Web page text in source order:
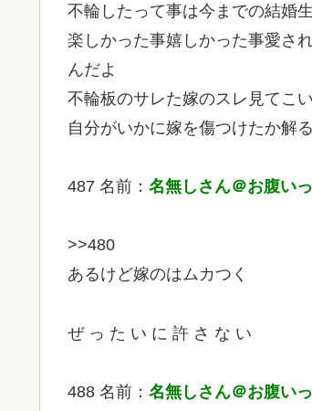
不輪したって事は今までの結婚
楽しかった事嬉しかった事愛さ
んだよ
不輪板のサレた嫁のスレ見てこい
自分がいかに嫁を傷つけたか解
487 名前： 名無しさん＠お腹い
>>480
あるけど嫁のはムカつく
ぜ っ た い に 許 さ な い
488 名前： 名無しさん＠お腹い